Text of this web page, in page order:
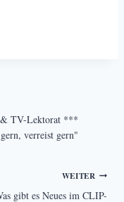
TV-Lektorat ***
verreist gern"
WEITER
gibt es Neues im CLIP-